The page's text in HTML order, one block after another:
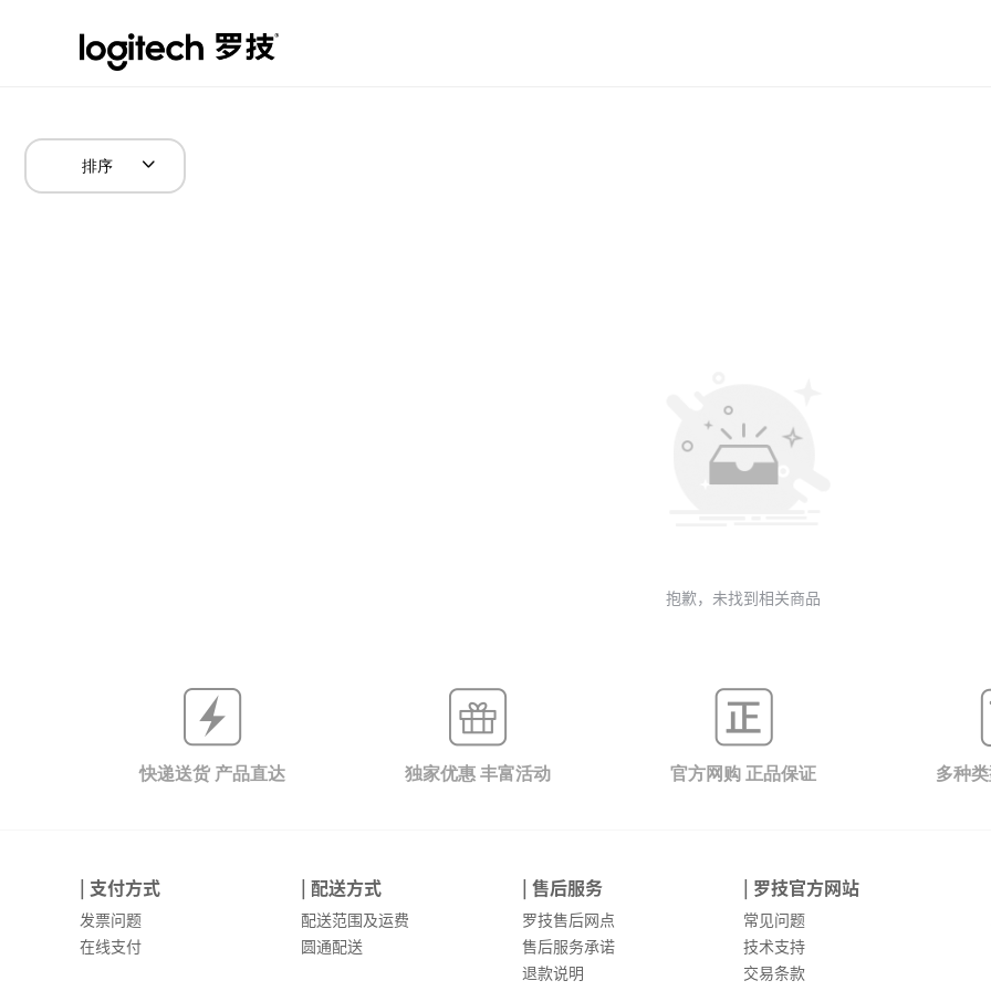
抱歉，未找到相关商品
快递送货 产品直达 独家优惠 丰富活动 官方网购 正品保证 多种
| 支付方式
发票问题
在线支付
| 配送方式
配送范围及运费
圆通配送
| 售后服务
罗技售后网点
售后服务承诺
退款说明
| 罗技官方网站
常见问题
技术支持
交易条款